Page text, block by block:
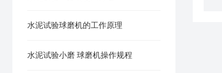
水泥试验球磨机的工作原理
水泥试验小磨 球磨机操作规程